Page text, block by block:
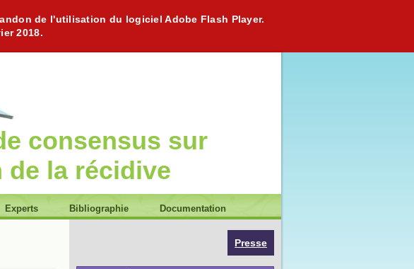
de l'utilisation du logiciel Adobe Flash Player.
2018.
consensus sur
de la récidive
Experts Bibliographie Documentation
Presse